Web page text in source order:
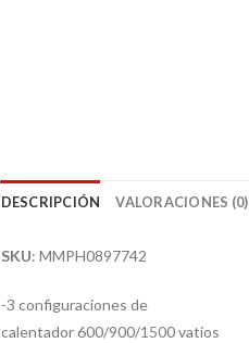
DESCRIPCIÓN VALORACIONES (0)
SKU: MMPH0897742
-3 configuraciones de
calentador 600/900/1500 vatios